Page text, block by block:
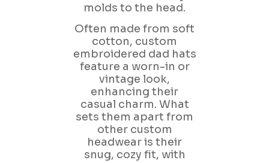
molds to the head.
Often made from soft
cotton, custom
embroidered dad hats
feature a worn-in or
vintage look,
enhancing their
casual charm. What
sets them apart from
other custom
headwear is their
snug, cozy fit, with